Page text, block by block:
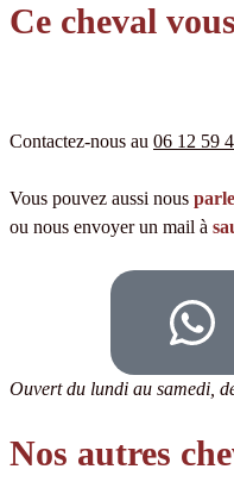
Ce cheval
Contactez-nous au 06 12 59
Vous pouvez aussi nous
ou nous envoyer un mail à
Ouvert du lundi au samedi,
Nos autres